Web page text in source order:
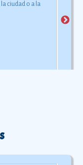
ciudad o a la